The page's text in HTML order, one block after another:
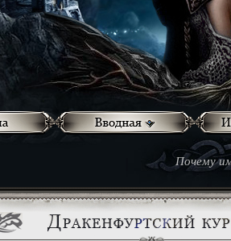
Почему